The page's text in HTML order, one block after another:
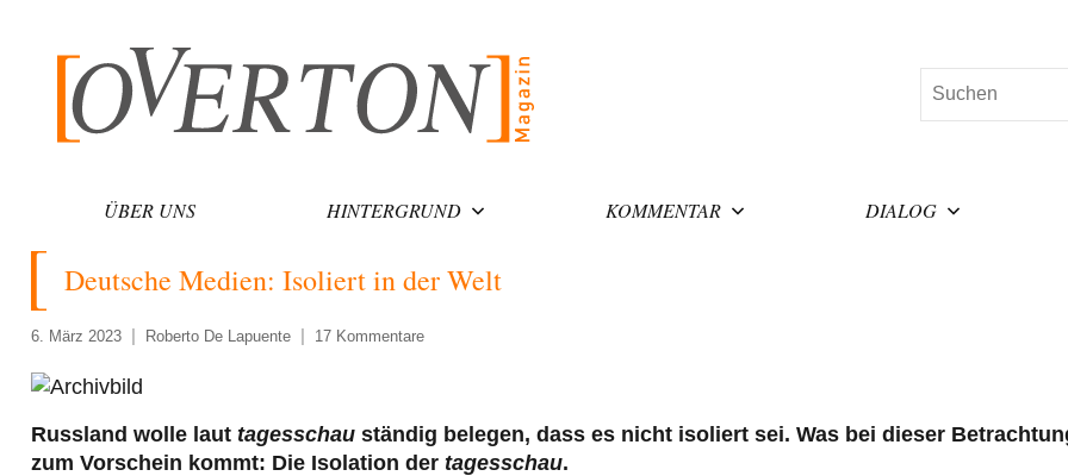
Suchen
ÜBER UNS HINTERGRUND KOMMENTAR DIALOG
Deutsche Medien: Isoliert in der Welt
6. März 2023 Roberto De Lapuente 17 Kommentare
Russland wolle laut tagesschau ständig belegen, dass es nicht isoliert sei. Was bei dieser
zum Vorschein kommt: Die Isolation der tagesschau.